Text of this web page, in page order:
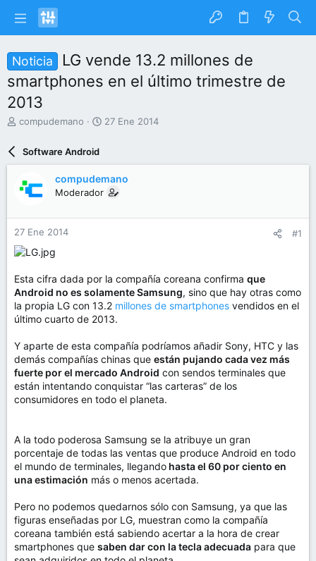
Noticia
LG vende 13.2 millones de
smartphones en el último trimestre de
2013
I
a
r
d
e
l
t
e
m
a
compudemano
F
d
e
n
o
27 Ene 2014
Software Android
compudemano
Moderador
27 Ene 2014 #1
Esta cifra dada por la compañía coreana confirma que
Android no es solamente Samsung, sino que hay otras como
la propia LG con 13.2 millones de smartphones vendidos en el
último cuarto de 2013.
Y aparte de esta compañía podríamos añadir Sony, HTC y las
demás compañías chinas que están pujando cada vez más
fuerte por el mercado Android con sendos terminales que
están intentando conquistar “las carteras” de los
consumidores en todo el planeta.
A la todo poderosa Samsung se la atribuye un gran
porcentaje de todas las ventas que produce Android en todo
el mundo de terminales, llegando hasta el 60 por ciento en
una estimación más o menos acertada.
Pero no podemos quedarnos sólo con Samsung, ya que las
figuras enseñadas por LG, muestran como la compañía
coreana también está sabiendo acertar a la hora de crear
smartphones que saben dar con la tecla adecuada para que